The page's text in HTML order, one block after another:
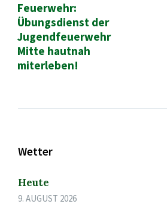
Feuerwehr:
Übungsdienst der
Jugendfeuerwehr
Mitte hautnah
miterleben!
Wetter
Heute
9. AUGUST 2026